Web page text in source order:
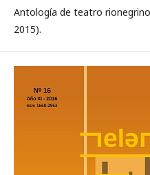
Antología de teatro
2015).